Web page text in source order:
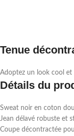
Tenue
Adoptez un look cool et
Détails du
Sweat noir en coton
Jean délavé robuste et
Coupe décontractée